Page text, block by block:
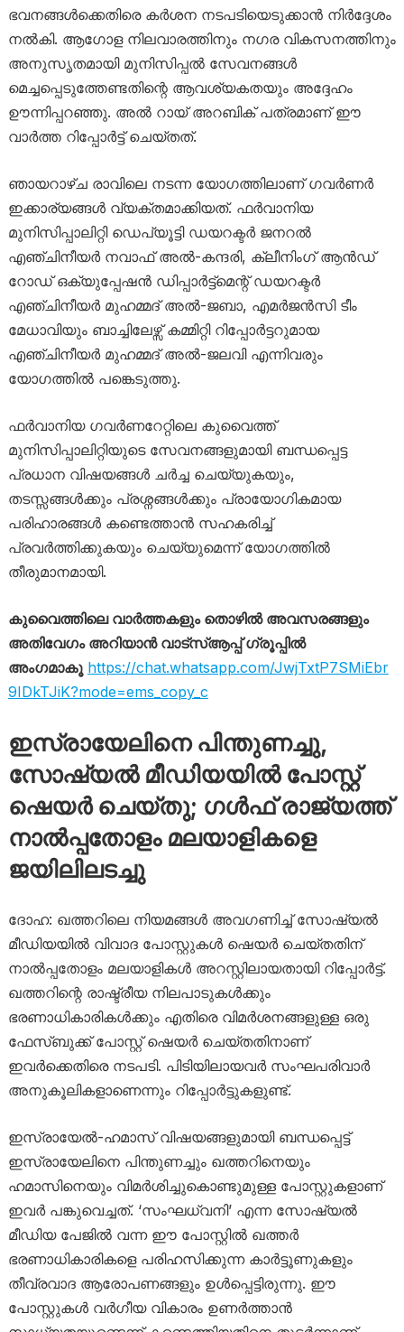
ഭവനങ്ങൾക്കെതിരെ കർശന നടപടിയെടുക്കാൻ നിർദ്ദേശം
നൽകി. ആഗോള നിലവാരത്തിനും നഗര വികസനത്തിനും
അനുസൃതമായി മുനിസിപ്പൽ സേവനങ്ങൾ
മെച്ചപ്പെടുത്തേണ്ടതിന്റെ ആവശ്യകതയും അദ്ദേഹം
ഊന്നിപ്പറഞ്ഞു. അൽ റായ് അറബിക് പത്രമാണ് ഈ
വാർത്ത റിപ്പോർട്ട് ചെയ്തത്.
ഞായറാഴ്ച രാവിലെ നടന്ന യോഗത്തിലാണ് ഗവർണർ
ഇക്കാര്യങ്ങൾ വ്യക്തമാക്കിയത്. ഫർവാനിയ
മുനിസിപ്പാലിറ്റി ഡെപ്യൂട്ടി ഡയറക്ടർ ജനറൽ
എഞ്ചിനീയർ നവാഫ് അൽ-കന്ദരി, ക്ലീനിംഗ് ആൻഡ്
റോഡ് ഒക്യുപ്പേഷൻ ഡിപ്പാർട്ട്മെന്റ് ഡയറക്ടർ
എഞ്ചിനീയർ മുഹമ്മദ് അൽ-ജബാ, എമർജൻസി ടീം
മേധാവിയും ബാച്ചിലേഴ്സ് കമ്മിറ്റി റിപ്പോർട്ടറുമായ
എഞ്ചിനീയർ മുഹമ്മദ് അൽ-ജലവി എന്നിവരും
യോഗത്തിൽ പങ്കെടുത്തു.
ഫർവാനിയ ഗവർണറേറ്റിലെ കുവൈത്ത്
മുനിസിപ്പാലിറ്റിയുടെ സേവനങ്ങളുമായി ബന്ധപ്പെട്ട
പ്രധാന വിഷയങ്ങൾ ചർച്ച ചെയ്യുകയും,
തടസ്സങ്ങൾക്കും പ്രശ്നങ്ങൾക്കും പ്രായോഗികമായ
പരിഹാരങ്ങൾ കണ്ടെത്താൻ സഹകരിച്ച്
പ്രവർത്തിക്കുകയും ചെയ്യുമെന്ന് യോഗത്തിൽ
തീരുമാനമായി.
കുവൈത്തിലെ വാർത്തകളും തൊഴിൽ അവസരങ്ങളും
അതിവേഗം അറിയാൻ വാട്സ്ആപ്പ് ഗ്രൂപ്പിൽ
അംഗമാകൂ https://chat.whatsapp.com/JwjTxtP7SMiEbr
9IDkTJiK?mode=ems_copy_c
ഇസ്രായേലിനെ പിന്തുണച്ചു,
സോഷ്യൽ മീഡിയയിൽ പോസ്റ്റ്
ഷെയർ ചെയ്തു; ​ഗൾഫ് രാജ്യത്ത്
നാൽപ്പതോളം മലയാളികളെ
ജയിലിലടച്ചു
ദോഹ: ഖത്തറിലെ നിയമങ്ങൾ അവഗണിച്ച് സോഷ്യൽ
മീഡിയയിൽ വിവാദ പോസ്റ്റുകൾ ഷെയർ ചെയ്തതിന്
നാൽപ്പതോളം മലയാളികൾ അറസ്റ്റിലായതായി റിപ്പോർട്ട്.
ഖത്തറിന്റെ രാഷ്ട്രീയ നിലപാടുകൾക്കും
ഭരണാധികാരികൾക്കും എതിരെ വിമർശനങ്ങളുള്ള ഒരു
ഫേസ്ബുക്ക് പോസ്റ്റ് ഷെയർ ചെയ്തതിനാണ്
ഇവർക്കെതിരെ നടപടി. പിടിയിലായവർ സംഘപരിവാർ
അനുകൂലികളാണെന്നും റിപ്പോർട്ടുകളുണ്ട്.
ഇസ്രായേൽ-ഹമാസ് വിഷയങ്ങളുമായി ബന്ധപ്പെട്ട്
ഇസ്രായേലിനെ പിന്തുണച്ചും ഖത്തറിനെയും
ഹമാസിനെയും വിമർശിച്ചുകൊണ്ടുമുള്ള പോസ്റ്റുകളാണ്
ഇവർ പങ്കുവെച്ചത്. ‘സംഘധ്വനി’ എന്ന സോഷ്യൽ
മീഡിയ പേജിൽ വന്ന ഈ പോസ്റ്റിൽ ഖത്തർ
ഭരണാധികാരികളെ പരിഹസിക്കുന്ന കാർട്ടൂണുകളും
തീവ്രവാദ ആരോപണങ്ങളും ഉൾപ്പെട്ടിരുന്നു. ഈ
പോസ്റ്റുകൾ വർഗീയ വികാരം ഉണർത്താൻ